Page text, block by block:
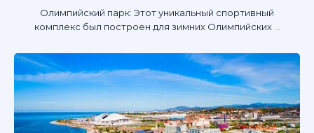
Олимпийский парк: Этот уникальный спортивный
комплекс был построен для зимних Олимпийских ...